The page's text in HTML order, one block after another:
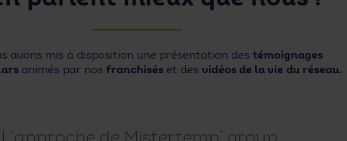
avons mis à disposition une présentation des témoignages
animés par nos franchisés et des vidéos de la vie du réseau.